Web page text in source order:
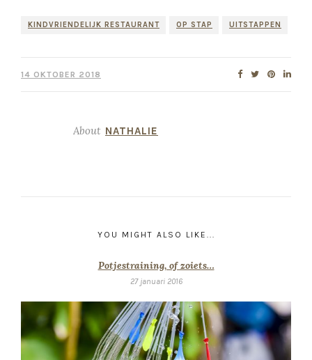
KINDVRIENDELIJK RESTAURANT OP STAP UITSTAPPEN
14 OKTOBER 2018
About NATHALIE
YOU MIGHT ALSO LIKE...
Potjestraining, of zoiets…
27 januari 2016